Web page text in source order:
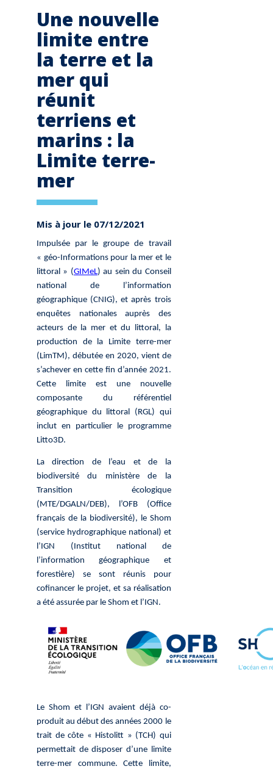
Une nouvelle
limite entre
la terre et la
mer qui
réunit
terriens et
marins : la
Limite terre-
mer
Mis à jour le 07/12/2021
Impulsée par le groupe de travail
« géo-Informations pour la mer et le
littoral » (GIMeL) au sein du Conseil
national de l’information
géographique (CNIG), et après trois
enquêtes nationales auprès des
acteurs de la mer et du littoral, la
production de la Limite terre-mer
(LimTM), débutée en 2020, vient de
s’achever en cette fin d’année 2021.
Cette limite est une nouvelle
composante du référentiel
géographique du littoral (RGL) qui
inclut en particulier le programme
Litto3D.
La direction de l’eau et de la
biodiversité du ministère de la
Transition écologique
(MTE/DGALN/DEB), l’OFB (Office
français de la biodiversité), le Shom
(service hydrographique national) et
l’IGN (Institut national de
l’information géographique et
forestière) se sont réunis pour
cofinancer le projet, et sa réalisation
a été assurée par le Shom et l’IGN.
Le Shom et l’IGN avaient déjà co-
produit au début des années 2000 le
trait de côte « Histolitt » (TCH) qui
permettait de disposer d’une limite
terre-mer commune. Cette limite,